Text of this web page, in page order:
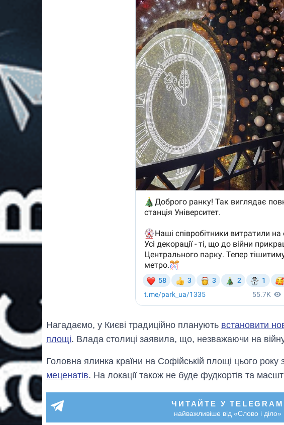
Нагадаємо, у Києві традиційно планують встановити
площі. Влада столиці заявила, що, незважаючи на
Головна ялинка країни на Софійській площі цього року
меценатів. На локації також не буде фудкортів та
ЧИТАЙТЕ У TELEGRAM
найважливіше від «Слово і діло»